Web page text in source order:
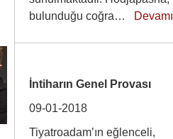
bulunduğu coğra… Devamı
İntiharın Genel Provası
09-01-2018
Tiyatroadam’ın eğlenceli,